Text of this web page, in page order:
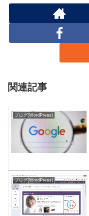
関連記事
ブログ(WordPress)
ブログ(WordPress)